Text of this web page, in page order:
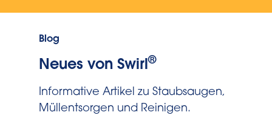
Blog
Neues von Swirl ®
Informative Artikel zu Staubsaugen,
Müllentsorgen und Reinigen.